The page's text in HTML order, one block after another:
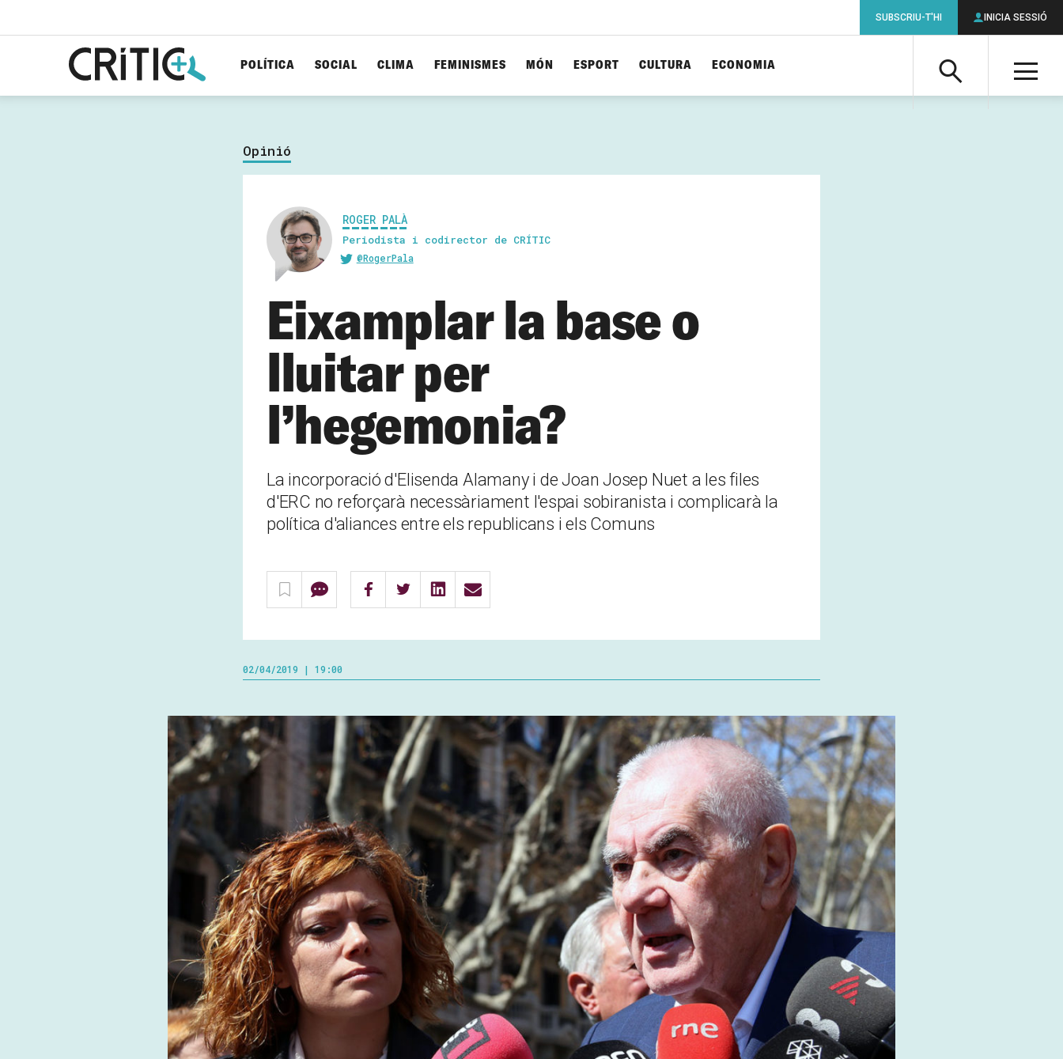
Cerca
POLÍTICA SOCIAL CLIMA FEMINISMES MÓN ESPORT CULTURA ECONOMIA
SUBSCRIU-T'HI INICIA SESSIÓ
Opinió
ROGER PALÀ
Periodista i codirector de CRÍTIC
@RogerPala
Eixamplar la base o
lluitar per
l’hegemonia?
La incorporació d'Elisenda Alamany i de Joan Josep Nuet a les files
d'ERC no reforçarà necessàriament l'espai sobiranista i complicarà la
política d'aliances entre els republicans i els Comuns
02/04/2019 | 19:00